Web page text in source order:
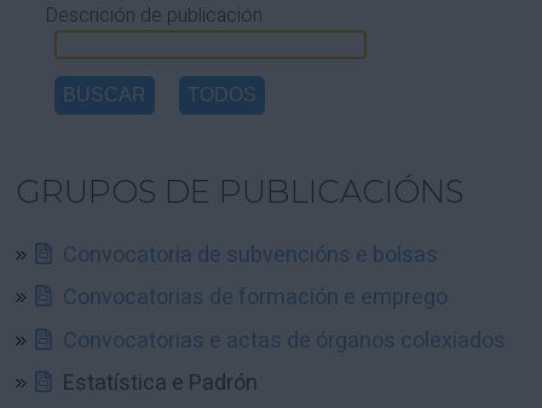
AXUDA
Descrición de publicación
GRUPOS DE PUBLICACIÓNS
Convocatoria de subvencións e bolsas
Convocatorias de formación e emprego
Convocatorias e actas de órganos colexiados
Estatística e Padrón